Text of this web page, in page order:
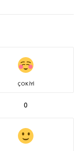
ÇOK İYI
0